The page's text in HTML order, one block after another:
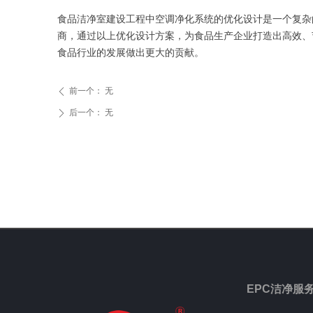
食品洁净室建设工程中空调净化系统的优化设计是一个复
商，通过以上优化设计方案，为食品生产企业打造出高效
食品行业的发展做出更大的贡献。
ꄴ 前一个： 无
ꄲ 后一个： 无
EPC洁净服